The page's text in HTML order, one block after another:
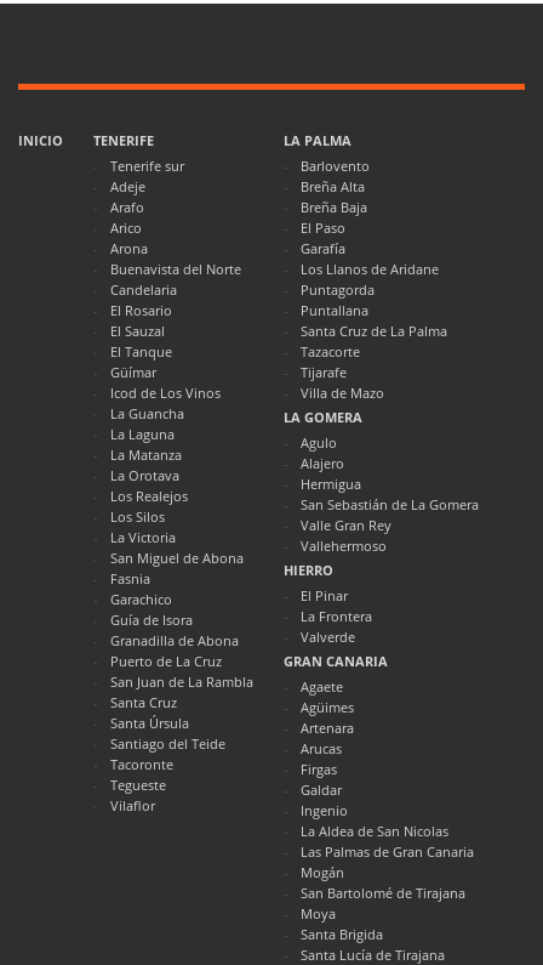
INICIO
TENERIFE
Tenerife sur
Adeje
Arafo
Arico
Arona
Buenavista del Norte
Candelaria
El Rosario
El Sauzal
El Tanque
Güímar
Icod de Los Vinos
La Guancha
La Laguna
La Matanza
La Orotava
Los Realejos
Los Silos
La Victoria
San Miguel de Abona
Fasnia
Garachico
Guía de Isora
Granadilla de Abona
Puerto de La Cruz
San Juan de La Rambla
Santa Cruz
Santa Úrsula
Santiago del Teide
Tacoronte
Tegueste
Vilaflor
LA PALMA
Barlovento
Breña Alta
Breña Baja
El Paso
Garafía
Los Llanos de Aridane
Puntagorda
Puntallana
Santa Cruz de La Palma
Tazacorte
Tijarafe
Villa de Mazo
LA GOMERA
Agulo
Alajero
Hermigua
San Sebastián de La Gomera
Valle Gran Rey
Vallehermoso
HIERRO
El Pinar
La Frontera
Valverde
GRAN CANARIA
Agaete
Agüimes
Artenara
Arucas
Firgas
Galdar
Ingenio
La Aldea de San Nicolas
Las Palmas de Gran Canaria
Mogán
San Bartolomé de Tirajana
Moya
Santa Brigida
Santa Lucía de Tirajana